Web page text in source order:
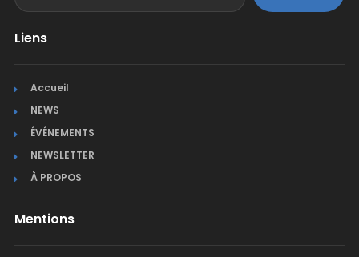
Liens
Accueil
NEWS
ÉVÉNEMENTS
NEWSLETTER
À PROPOS
Mentions